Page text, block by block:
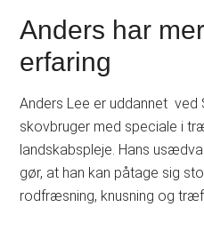
Anders har
erfaring
Anders Lee er uddannet
skovbruger med speciale i
landskabspleje. Hans
gør, at han kan påtage sig
rodfræsning, knusning og